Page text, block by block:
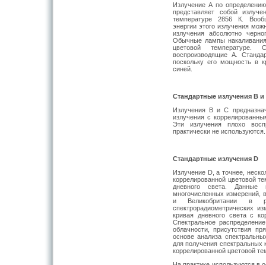
Излучение А по
представляет собой
температуре 2856 К.
энергии этого излучения
излучения абсолютно
Обычные лампы
цветовой температуре.
воспроизводящие А.
поскольку его мощность в
синей.
Стандартные излучения B и
Излучения В и С
излучения с
Эти излучения плохо
практически не используются.
Стандартные излучения D
Излучение D, а точнее,
коррелированной цветовой
дневного света.
многочисленных
и Великобритании в
спектрорадиометрических
кривая дневного света с
Спектральное
облачности, присутствия
основе анализа
для получения спектральных
коррелированной цветовой